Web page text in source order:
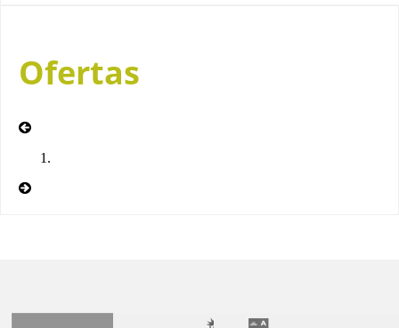
Ofertas